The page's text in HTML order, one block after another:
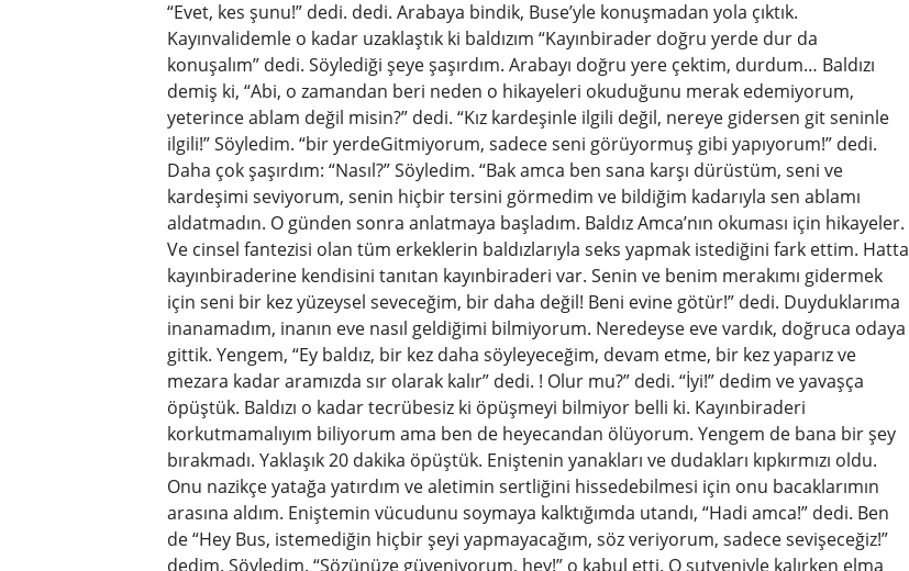
“Evet, kes şunu!” dedi. dedi. Arabaya bindik, Buse’yle konuşmadan yola çıktık.
Kayınvalidemle o kadar uzaklaştık ki baldızım “Kayınbirader doğru yerde dur da
konuşalım” dedi. Söylediği şeye şaşırdım. Arabayı doğru yere çektim, durdum… Baldızı
demiş ki, “Abi, o zamandan beri neden o hikayeleri okuduğunu merak edemiyorum,
yeterince ablam değil misin?” dedi. “Kız kardeşinle ilgili değil, nereye gidersen git seninle
ilgili!” Söyledim. “bir yerdeGitmiyorum, sadece seni görüyormuş gibi yapıyorum!” dedi.
Daha çok şaşırdım: “Nasıl?” Söyledim. “Bak amca ben sana karşı dürüstüm, seni ve
kardeşimi seviyorum, senin hiçbir tersini görmedim ve bildiğim kadarıyla sen ablamı
aldatmadın. O günden sonra anlatmaya başladım. Baldız Amca’nın okuması için hikayeler.
Ve cinsel fantezisi olan tüm erkeklerin baldızlarıyla seks yapmak istediğini fark ettim. Hatta
kayınbiraderine kendisini tanıtan kayınbiraderi var. Senin ve benim merakımı gidermek
için seni bir kez yüzeysel seveceğim, bir daha değil! Beni evine götür!” dedi. Duyduklarıma
inanamadım, inanın eve nasıl geldiğimi bilmiyorum. Neredeyse eve vardık, doğruca odaya
gittik. Yengem, “Ey baldız, bir kez daha söyleyeceğim, devam etme, bir kez yaparız ve
mezara kadar aramızda sır olarak kalır” dedi. ! Olur mu?” dedi. “İyi!” dedim ve yavaşça
öpüştük. Baldızı o kadar tecrübesiz ki öpüşmeyi bilmiyor belli ki. Kayınbiraderi
korkutmamalıyım biliyorum ama ben de heyecandan ölüyorum. Yengem de bana bir şey
bırakmadı. Yaklaşık 20 dakika öpüştük. Eniştenin yanakları ve dudakları kıpkırmızı oldu.
Onu nazikçe yatağa yatırdım ve aletimin sertliğini hissedebilmesi için onu bacaklarımın
arasına aldım. Eniştemin vücudunu soymaya kalktığımda utandı, “Hadi amca!” dedi. Ben
de “Hey Bus, istemediğin hiçbir şeyi yapmayacağım, söz veriyorum, sadece sevişeceğiz!”
dedim. Söyledim. “Sözünüze güveniyorum, hey!” o kabul etti. O sutyeniyle kalırken elma